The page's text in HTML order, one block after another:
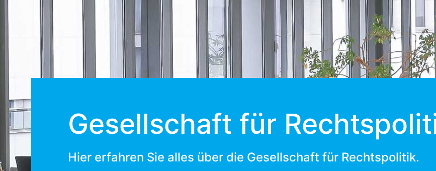
Gesellschaft für
Hier erfahren Sie alles über die Gesellschaft für Rechtspolitik.